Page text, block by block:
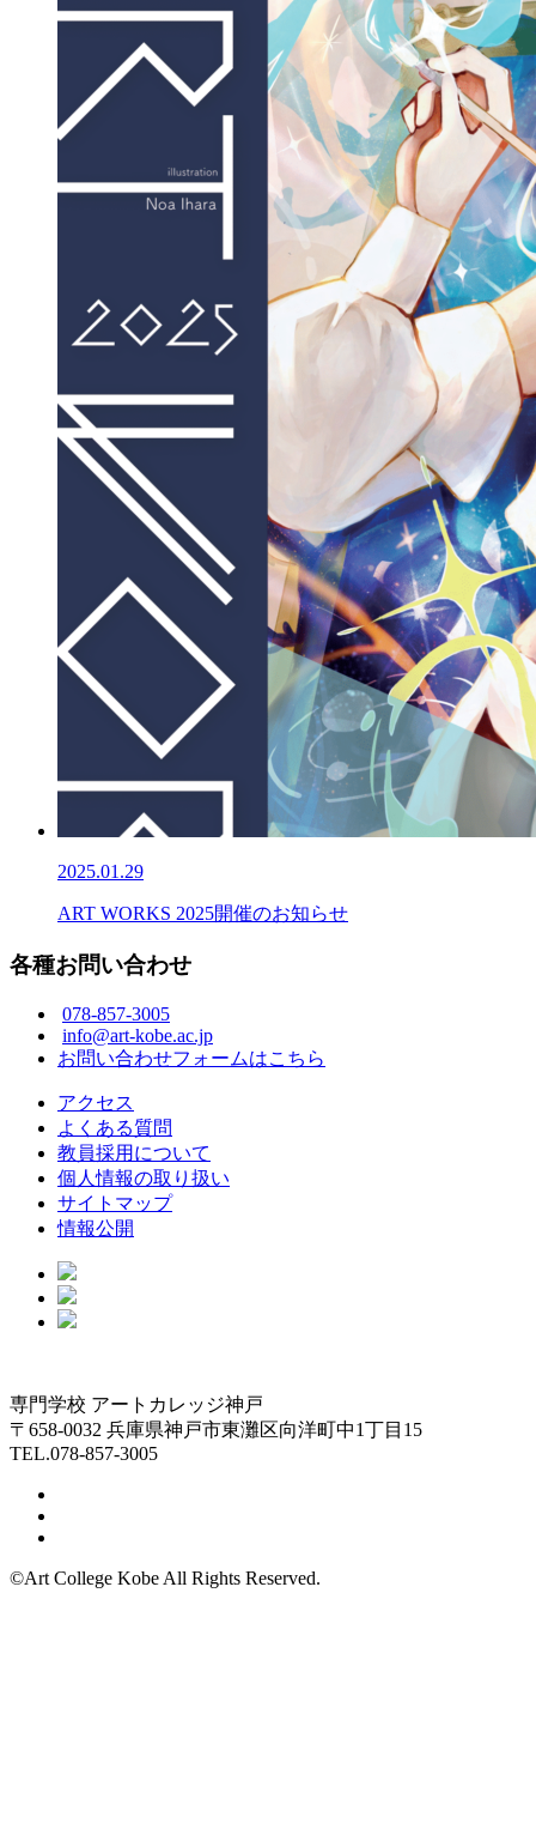
2025.01.29
ART WORKS 2025開催のお知らせ
各種お問い合わせ
078-857-3005
info@art-kobe.ac.jp
お問い合わせフォームはこちら
アクセス
よくある質問
教員採用について
個人情報の取り扱い
サイトマップ
情報公開
専門学校 アートカレッジ神戸
〒658-0032 兵庫県神戸市東灘区向洋町中1丁目15
TEL.078-857-3005
©Art College Kobe All Rights Reserved.